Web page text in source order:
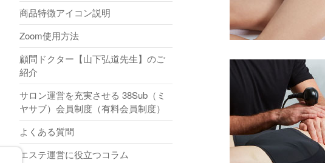
商品特徴アイコン説明
Zoom使用方法
顧問ドクター【山下弘道先生】のご
紹介
サロン運営を充実させる 38Sub（ミ
ヤサブ）会員制度（有料会員制度）
よくある質問
エステ運営に役立つコラム